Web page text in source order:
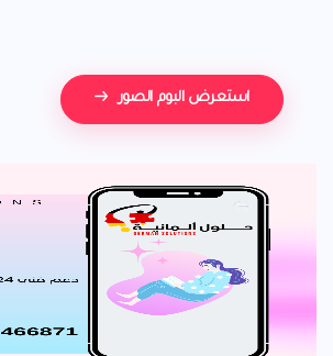
استعرض البوم الصور